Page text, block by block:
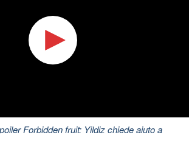
Forbidden fruit: Yildiz chiede aiuto a